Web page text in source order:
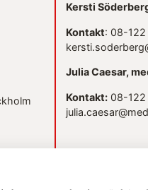
Kersti
Kontakt: 08-122
Julia Caesar,
Kontakt:08-122